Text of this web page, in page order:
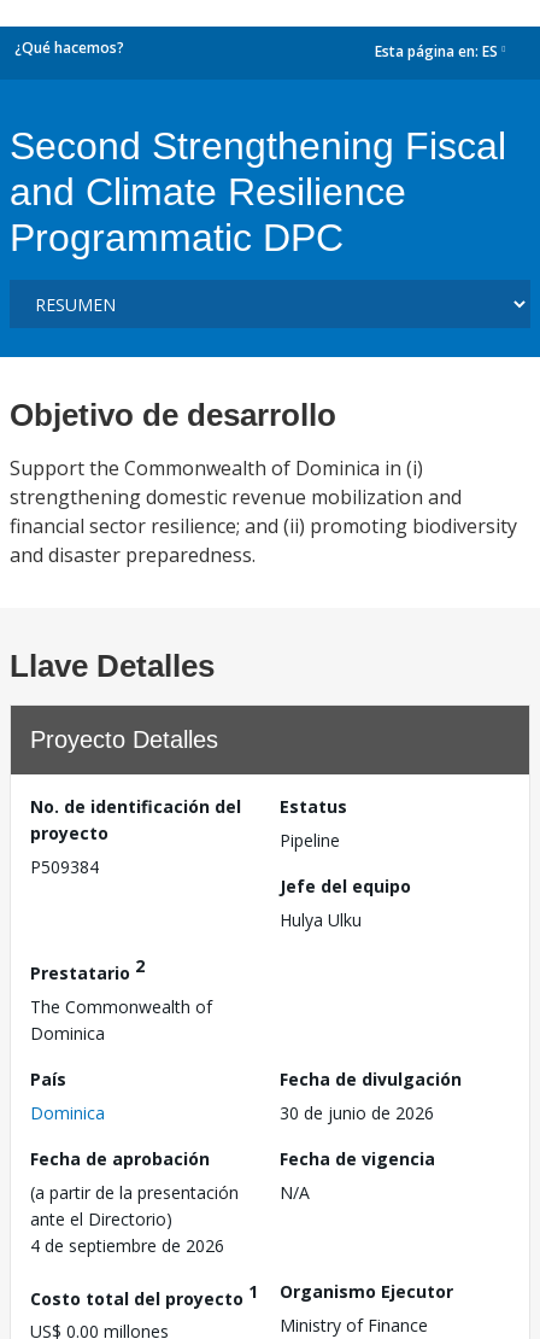
¿Qué hacemos? Esta página en: ES
Second Strengthening Fiscal
and Climate Resilience
Programmatic DPC
Objetivo de desarrollo
Support the Commonwealth of Dominica in (i)
strengthening domestic revenue mobilization and
financial sector resilience; and (ii) promoting biodiversity
and disaster preparedness.
Llave Detalles
Proyecto Detalles
No. de identificación del
proyecto
P509384
Estatus
Pipeline
Jefe del equipo
Hulya Ulku
Prestatario 2
The Commonwealth of
Dominica
País
Dominica
Fecha de divulgación
30 de junio de 2026
Fecha de aprobación
(a partir de la presentación
ante el Directorio)
4 de septiembre de 2026
Fecha de vigencia
N/A
Costo total del proyecto 1
US$ 0.00 millones
Organismo Ejecutor
Ministry of Finance